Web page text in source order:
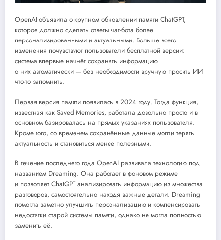
OpenAI объявила о крупном обновлении памяти ChatGPT,
которое должно сделать ответы чат-бота более
персонализированными и актуальными. Больше всего
изменения почувствуют пользователи бесплатной версии:
система впервые начнёт сохранять информацию
о них автоматически — без необходимости вручную просить ИИ
что-то запомнить.
Первая версия памяти появилась в 2024 году. Тогда функция,
известная как Saved Memories, работала довольно просто и в
основном базировалась на прямых указаниях пользователя.
Кроме того, со временем сохранённые данные могли терять
актуальность и становиться менее полезными.
В течение последнего года OpenAI развивала технологию под
названием Dreaming. Она работает в фоновом режиме
и позволяет ChatGPT анализировать информацию из множества
разговоров, самостоятельно находя важные детали. Dreaming
помогла заметно улучшить персонализацию и компенсировать
недостатки старой системы памяти, однако не могла полностью
заменить её.